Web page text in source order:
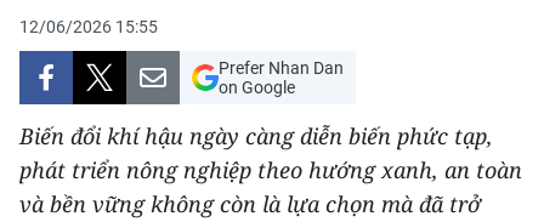
KINH TẾ
VĂN HÓA
XÃ HỘI
PHÁP LUẬT
12/06/2026 15:55
Prefer Nhan Dan
on Google
Biến đổi khí hậu ngày càng diễn biến phức tạp,
phát triển nông nghiệp theo hướng xanh, an toàn
và bền vững không còn là lựa chọn mà đã trở